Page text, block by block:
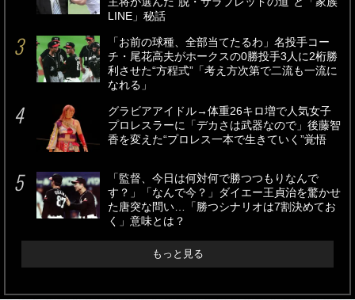
LINE」秘話
「お前の球種、全部当てたるわ」名投手コー
チ・尾花高夫がホークスの0勝投手3人に2桁勝
利させた“方程式”「考え方次第で二流も一流に
なれる」
グラビアアイドル→体重26キロ増で人気女子
プロレスラーに「デカさは武器なので」後藤智
香を変えた“プロレス一本で生きていく”覚悟
「監督、今日は何対何で勝つつもりなんで
す？」「なんで今？」ダイエー王貞治を驚かせ
た唐突な問い…「勝つシナリオは7割決めてお
く」意味とは？
もっと見る